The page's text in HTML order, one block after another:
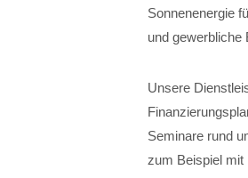
Sonnenenergie
und gewerbliche
Unsere
Seminare rund
zum Beispiel mit